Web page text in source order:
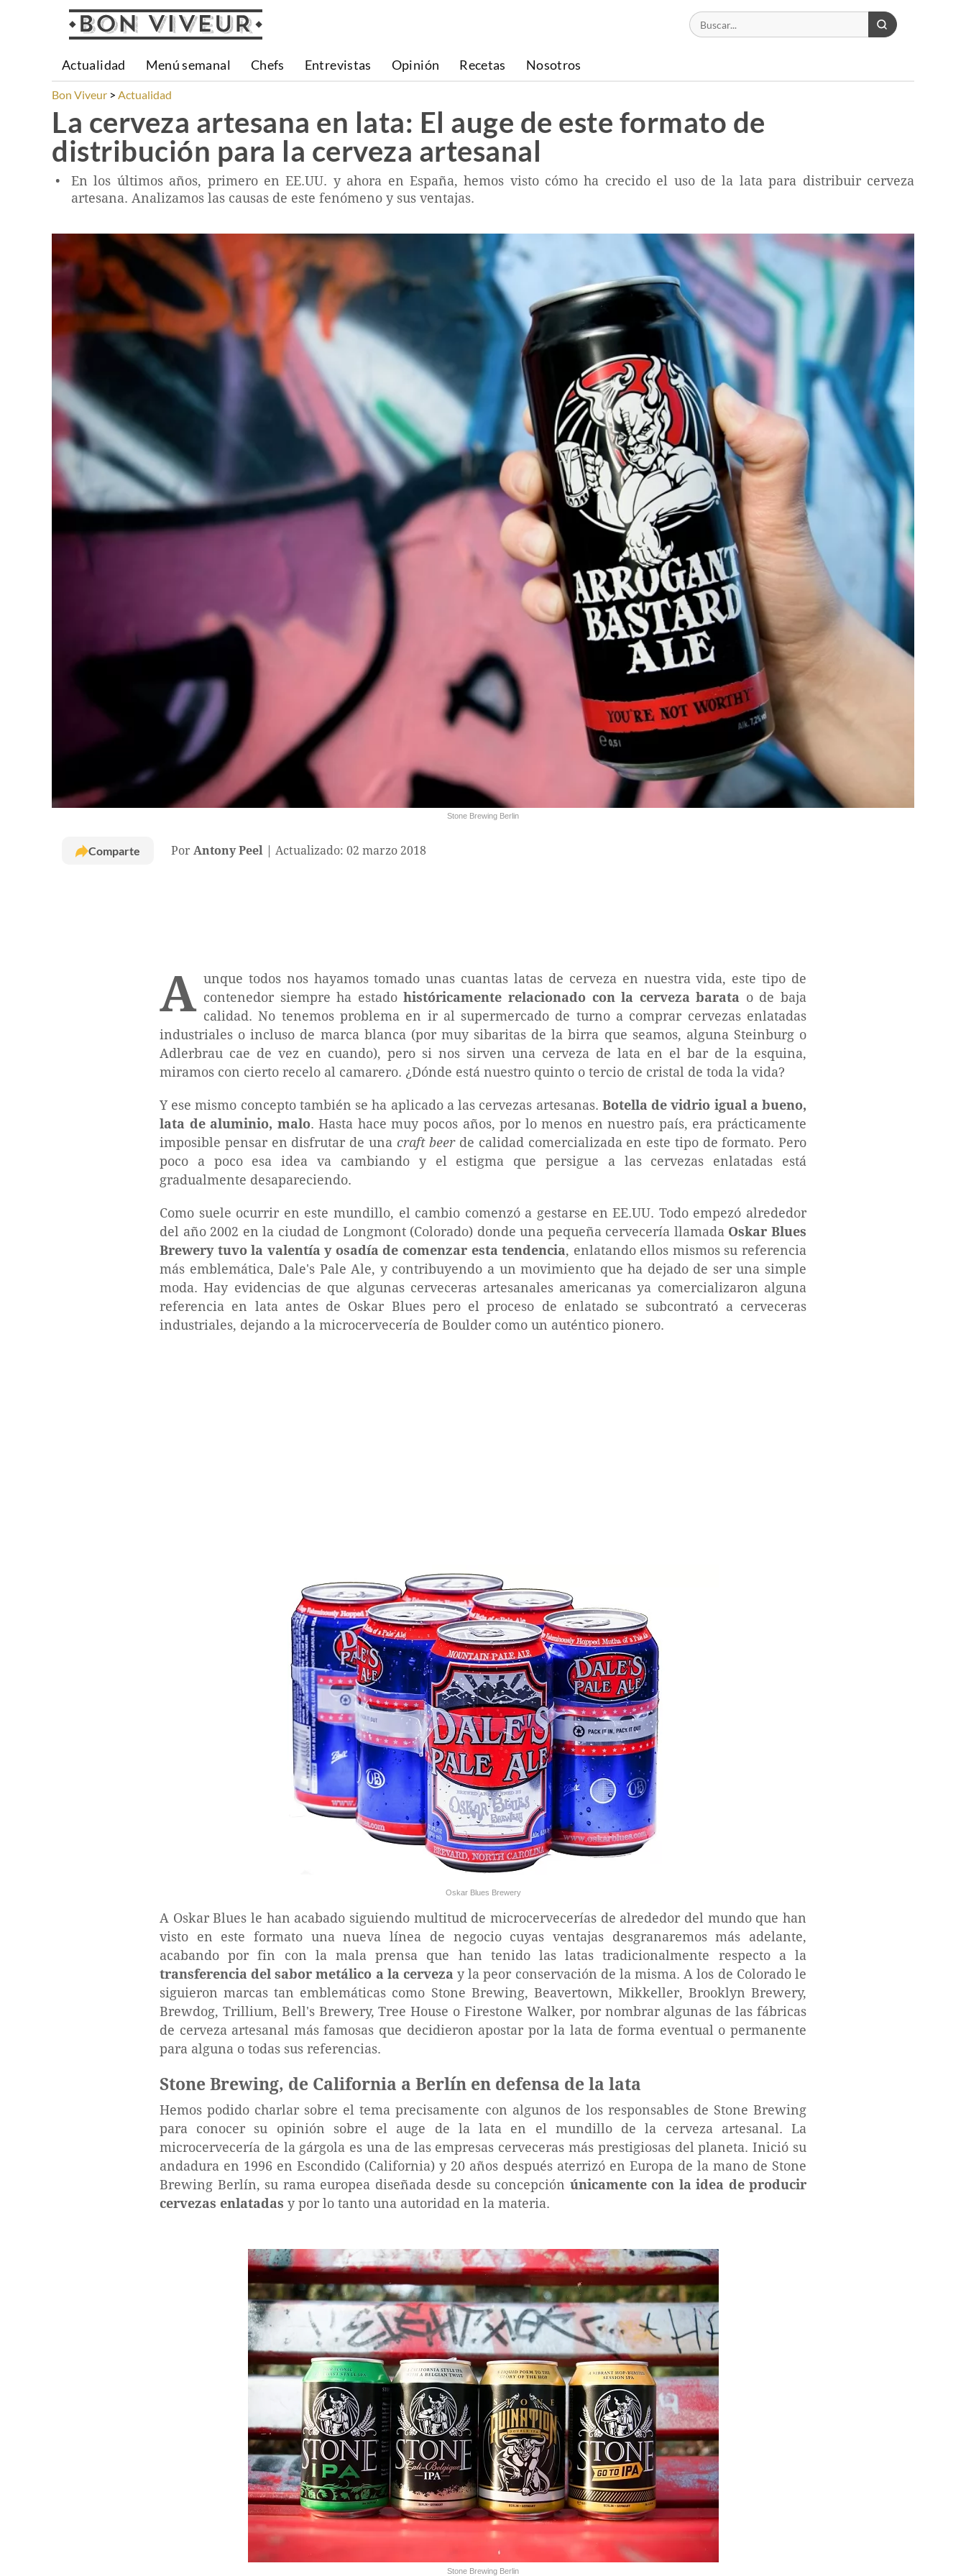
Actualidad Menú semanal Chefs Entrevistas Opinión Recetas Nosotros
Bon Viveur Actualidad
La cerveza artesana en lata: El auge de este formato de
distribución para la cerveza artesanal
Stone Brewing Berlin
En los últimos años, primero en EE.UU. y ahora en España, hemos visto cómo ha crecido el uso de la lata para distribuir cerveza
artesana. Analizamos las causas de este fenómeno y sus ventajas.
Comparte Por Antony Peel Actualizado: 02 marzo 2018
A unque todos nos hayamos tomado unas cuantas latas de cerveza en nuestra vida, este tipo de
contenedor siempre ha estadohistóricamente relacionado con la cerveza barata o de baja
calidad. No tenemos problema en ir al supermercado de turno a comprar cervezas enlatadas
industriales o incluso de marca blanca (por muy sibaritas de la birra que seamos, alguna Steinburg o
Adlerbrau cae de vez en cuando), pero si nos sirven una cerveza de lata en el bar de la esquina,
miramos con cierto recelo al camarero. ¿Dónde está nuestro quinto o tercio de cristal de toda la vida?
Y ese mismo concepto también se ha aplicado a las cervezas artesanas. Botella de vidrio igual a bueno,
lata de aluminio, malo. Hasta hace muy pocos años, por lo menos en nuestro país, era prácticamente
imposible pensar en disfrutar de una craft beerde calidad comercializada en este tipo de formato. Pero
poco a poco esa idea va cambiando y el estigma que persigue a las cervezas enlatadas está
gradualmente desapareciendo.
Como suele ocurrir en este mundillo, el cambio comenzó a gestarse en EE.UU. Todo empezó alrededor
del año 2002 en la ciudad de Longmont (Colorado) donde una pequeña cervecería llamada Oskar Blues
Brewery tuvo la valentía y osadía de comenzar esta tendencia, enlatando ellos mismos su referencia
más emblemática, Dale's Pale Ale, y contribuyendo a un movimiento que ha dejado de ser una simple
moda. Hay evidencias de que algunas cerveceras artesanales americanas ya comercializaron alguna
referencia en lata antes de Oskar Blues pero el proceso de enlatado se subcontrató a cerveceras
industriales, dejando a la microcervecería de Boulder como un auténtico pionero.
Oskar Blues Brewery
A Oskar Blues le han acabado siguiendo multitud de microcervecerías de alrededor del mundo que han
visto en este formato una nueva línea de negocio cuyas ventajas desgranaremos más adelante,
acabando por fin con la mala prensa que han tenido las latas tradicionalmente respecto a la
transferencia del sabor metálico a la cerveza y la peor conservación de la misma. A los de Colorado le
siguieron marcas tan emblemáticas como Stone Brewing, Beavertown, Mikkeller, Brooklyn Brewery,
Brewdog, Trillium, Bell's Brewery, Tree House o Firestone Walker, por nombrar algunas de las fábricas
de cerveza artesanal más famosas que decidieron apostar por la lata de forma eventual o permanente
para alguna o todas sus referencias.
Stone Brewing, de California a Berlín en defensa de la lata
Hemos podido charlar sobre el tema precisamente con algunos de los responsables de Stone Brewing
para conocer su opinión sobre el auge de la lata en el mundillo de la cerveza artesanal. La
microcervecería de la gárgola es una de las empresas cerveceras más prestigiosas del planeta. Inició su
andadura en 1996 en Escondido (California) y 20 años después aterrizó en Europa de la mano de Stone
Brewing Berlín, su rama europea diseñada desde su concepción únicamente con la idea de producir
cervezas enlatadas y por lo tanto una autoridad en la materia.
Stone Brewing Berlin